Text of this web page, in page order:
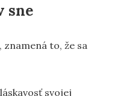
sne
znamená to, že sa
svojej